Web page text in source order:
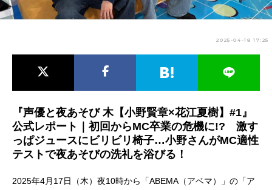
春アニメ 夏アニメ
男性声優/女性声優一覧
2025-04-18 17:25
『声優と夜あそび 木【小野賢章×花江夏樹】#1』
公式レポート｜初回からMC卒業の危機に!? 激す
っぱジュースにビリビリ椅子…小野さんがMC適性
テストで夜あそびの洗礼を浴びる！
2025年4月17日（木）夜10時から「ABEMA（アベマ）」の「ア